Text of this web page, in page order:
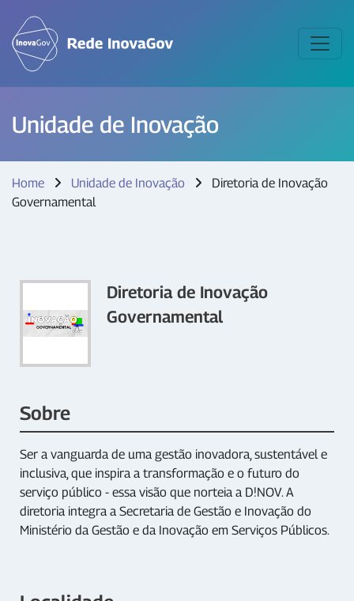
Unidade de Inovação
Home Unidade de Inovação
Diretoria de Inovação
Governamental
Diretoria de Inovação
Governamental
Sobre
Ser a vanguarda de uma gestão inovadora, sustentável e
inclusiva, que inspira a transformação e o futuro do
serviço público - essa visão que norteia a D!NOV. A
diretoria integra a Secretaria de Gestão e Inovação do
Ministério da Gestão e da Inovação em Serviços Públicos.